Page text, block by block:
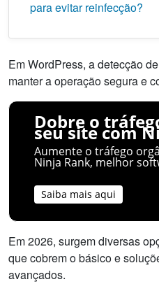
para evitar reinfecção?
Em WordPress, a detecção
manter a operação segura e
Dobre o
seu site com
Aumente o tráfego
Ninja Rank, melhor
Saiba mais aqui
Em 2026, surgem diversas
que cobrem o básico e
avançados.